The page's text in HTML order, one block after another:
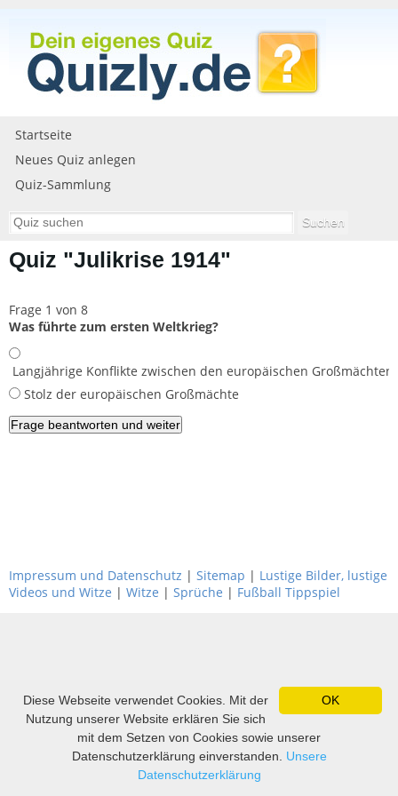
Startseite
Neues Quiz anlegen
Quiz-Sammlung
Quiz "Julikrise 1914"
Frage 1 von 8
Was führte zum ersten Weltkrieg?
Langjährige Konflikte zwischen den europäischen Großmächten
Stolz der europäischen Großmächte
Impressum und Datenschutz | Sitemap | Lustige Bilder, lustige
Videos und Witze | Witze | Sprüche | Fußball Tippspiel
OK
Diese Webseite verwendet Cookies. Mit der
Nutzung unserer Website erklären Sie sich
mit dem Setzen von Cookies sowie unserer
Datenschutzerklärung einverstanden. Unsere
Datenschutzerklärung